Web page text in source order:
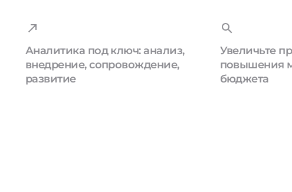
Аналитика под ключ: анализ,
внедрение, сопровождение,
развитие
Увеличьте
повышения
бюджета